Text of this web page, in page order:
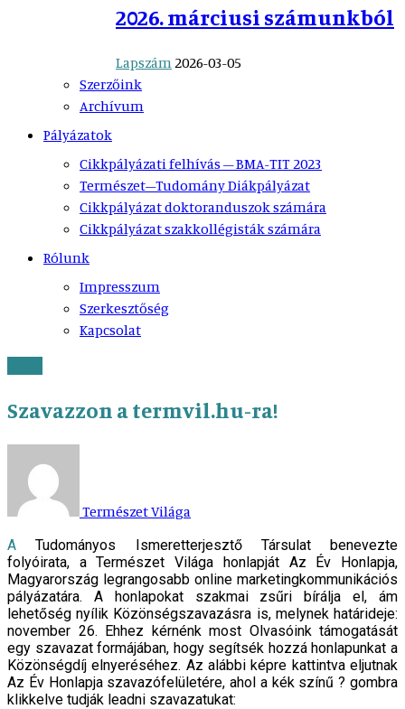
2026. márciusi számunkból
Lapszám2026-03-05
Szerzőink
Archívum
Pályázatok
Cikkpályázati felhívás – BMA-TIT 2023
Természet–Tudomány Diákpályázat
Cikkpályázat doktoranduszok számára
Cikkpályázat szakkollégisták számára
Rólunk
Impresszum
Szerkesztőség
Kapcsolat
Szavazzon a termvil.hu-ra!
Természet Világa
A Tudományos Ismeretterjesztő Társulat benevezte
folyóirata, a Természet Világa honlapját Az Év Honlapja,
Magyarország legrangosabb online marketingkommunikációs
pályázatára. A honlapokat szakmai zsűri bírálja el, ám
lehetőség nyílik Közönségszavazásra is, melynek határideje:
november 26. Ehhez kérnénk most Olvasóink támogatását
egy szavazat formájában, hogy segítsék hozzá honlapunkat a
Közönségdíj elnyeréséhez. Az alábbi képre kattintva eljutnak
Az Év Honlapja szavazófelületére, ahol a kék színű ? gombra
klikkelve tudják leadni szavazatukat: